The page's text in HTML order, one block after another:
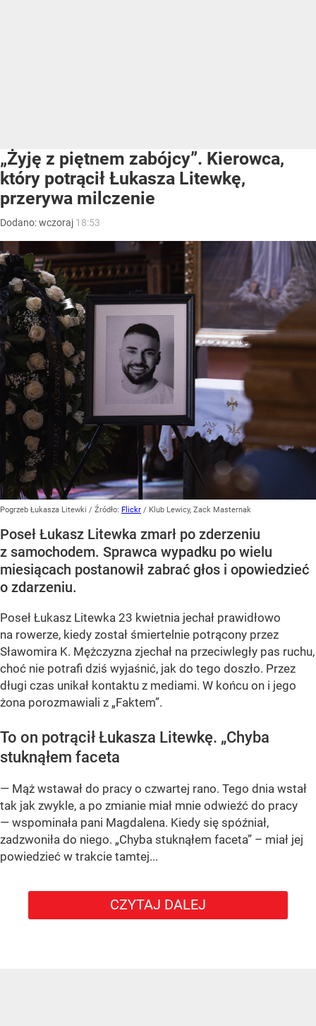
„Żyję z piętnem zabójcy”. Kierowca,
który potrącił Łukasza Litewkę,
przerywa milczenie
Dodano:wczoraj 18:53
Pogrzeb Łukasza Litewki / Źródło: Flickr / Klub Lewicy, Zack Masternak
Poseł Łukasz Litewka zmarł po zderzeniu
z samochodem. Sprawca wypadku po wielu
miesiącach postanowił zabrać głos i opowiedzieć
o zdarzeniu.
Poseł Łukasz Litewka 23 kwietnia jechał prawidłowo
na rowerze, kiedy został śmiertelnie potrącony przez
Sławomira K. Mężczyzna zjechał na przeciwległy pas ruchu,
choć nie potrafi dziś wyjaśnić, jak do tego doszło. Przez
długi czas unikał kontaktu z mediami. W końcu on i jego
żona porozmawiali z „Faktem”.
To on potrącił Łukasza Litewkę. „Chyba
stuknąłem faceta
— Mąż wstawał do pracy o czwartej rano. Tego dnia wstał
tak jak zwykle, a po zmianie miał mnie odwieźć do pracy
— wspominała pani Magdalena. Kiedy się spóźniał,
zadzwoniła do niego. „Chyba stuknąłem faceta” – miał jej
powiedzieć w trakcie tamtej...
CZYTAJ DALEJ